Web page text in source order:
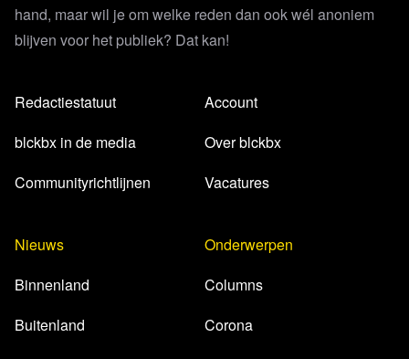
hand, maar wil je om welke reden dan ook wél anoniem
blijven voor het publiek? Dat kan!
Redactiestatuut
blckbx in de media
Communityrichtlijnen
Account
Over blckbx
Vacatures
Nieuws
Binnenland
Buitenland
Onderwerpen
Columns
Corona